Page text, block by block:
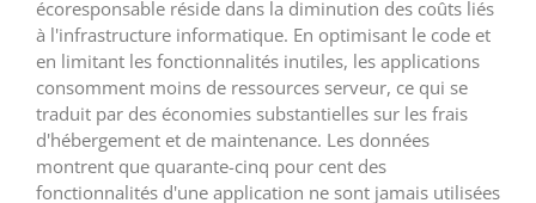
écoresponsable réside dans la diminution des coûts liés
à l'infrastructure informatique. En optimisant le code et
en limitant les fonctionnalités inutiles, les applications
consomment moins de ressources serveur, ce qui se
traduit par des économies substantielles sur les frais
d'hébergement et de maintenance. Les données
montrent que quarante-cinq pour cent des
fonctionnalités d'une application ne sont jamais utilisées